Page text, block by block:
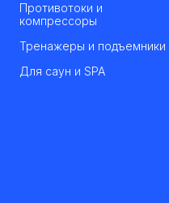
Противотоки и
компрессоры
Тренажеры и подъемники
Для саун и SPA